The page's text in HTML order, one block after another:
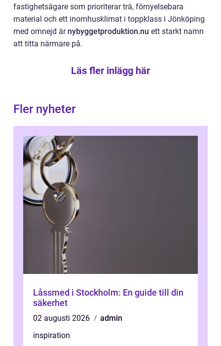
fastighetsägare som prioriterar trä, förnyelsebara
material och ett inomhusklimat i toppklass i Jönköping
med omnejd är nybyggetproduktion.nu ett starkt namn
att titta närmare på.
Läs fler inlägg här
Fler nyheter
Låssmed i Stockholm: En guide till din
säkerhet
02 augusti 2026
admin
inspiration